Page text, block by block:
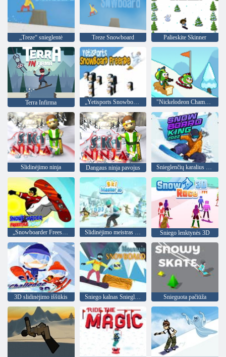
„Treze“ snieglentė Treze Snowboard Palieskite Skinner
Terra Infirma „Yetisports Snowboard Freeride“ "Nickelodeon Champions of the Chill"
Slidinėjimo ninja Dangaus ninja pavojus
Sniego lenktynės 3D
3D slidinėjimo iššūkis Sniego kalnas Snieglentė Snieguota pačiūža